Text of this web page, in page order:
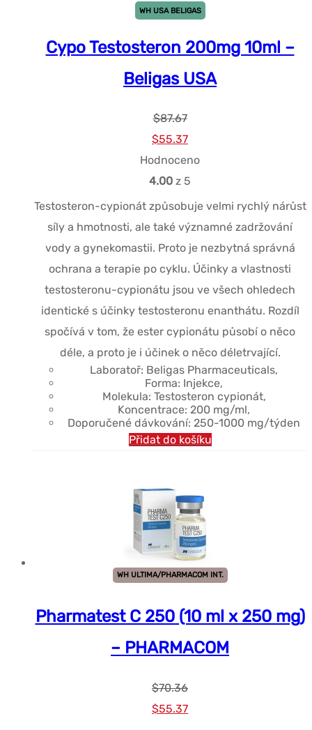
WH USA BELIGAS
Cypo Testosteron 200mg 10ml –
Beligas USA
$87.67
Původní
cena
byla:
$87.67.
$55.37Současná
cena
je:
$55.37.
Hodnoceno
4.00 z 5
Testosteron-cypionát způsobuje velmi rychlý nárůst
síly a hmotnosti, ale také významné zadržování
vody a gynekomastii. Proto je nezbytná správná
ochrana a terapie po cyklu. Účinky a vlastnosti
testosteronu-cypionátu jsou ve všech ohledech
identické s účinky testosteronu enanthátu. Rozdíl
spočívá v tom, že ester cypionátu působí o něco
déle, a proto je i účinek o něco déletrvající.
Laboratoř: Beligas Pharmaceuticals,
Forma: Injekce,
Molekula: Testosteron cypionát,
Koncentrace: 200 mg/ml,
Doporučené dávkování: 250-1000 mg/týden
Přidat do košíku
WH ULTIMA/PHARMACOM INT.
Pharmatest C 250 (10 ml x 250 mg)
– PHARMACOM
$70.36
Původní
$55.37Současná